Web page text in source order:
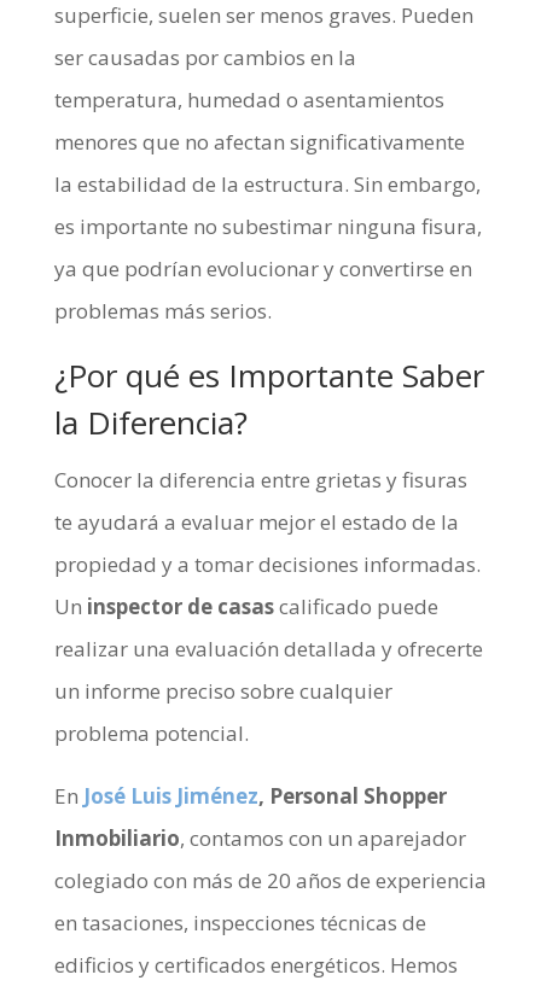
superficie, suelen ser menos graves. Pueden
ser causadas por cambios en la
temperatura, humedad o asentamientos
menores que no afectan significativamente
la estabilidad de la estructura. Sin embargo,
es importante no subestimar ninguna fisura,
ya que podrían evolucionar y convertirse en
problemas más serios.
¿Por qué es Importante Saber
la Diferencia?
Conocer la diferencia entre grietas y fisuras
te ayudará a evaluar mejor el estado de la
propiedad y a tomar decisiones informadas.
Un inspector de casascalificado puede
realizar una evaluación detallada y ofrecerte
un informe preciso sobre cualquier
problema potencial.
En José Luis Jiménez, Personal Shopper
Inmobiliario, contamos con un aparejador
colegiado con más de 20 años de experiencia
en tasaciones, inspecciones técnicas de
edificios y certificados energéticos. Hemos